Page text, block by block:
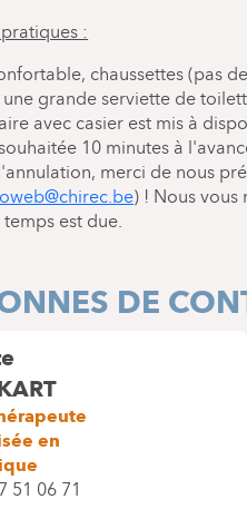
:
chaussettes (pas
grande serviette de
avec casier est mis à
10 minutes à
merci de nous
) ! Nous vous
temps est due.
DE
en
51 06 71